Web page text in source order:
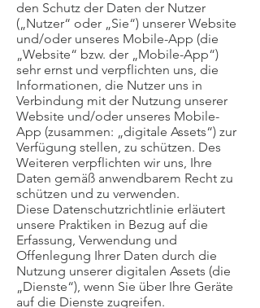
den Schutz der Daten der Nutzer
(„Nutzer“ oder „Sie“) unserer Website
und/oder unseres Mobile-App (die
„Website“ bzw. der „Mobile-App“)
sehr ernst und verpflichten uns, die
Informationen, die Nutzer uns in
Verbindung mit der Nutzung unserer
Website und/oder unseres Mobile-
App (zusammen: „digitale Assets“) zur
Verfügung stellen, zu schützen. Des
Weiteren verpflichten wir uns, Ihre
Daten gemäß anwendbarem Recht zu
schützen und zu verwenden.
Diese Datenschutzrichtlinie erläutert
unsere Praktiken in Bezug auf die
Erfassung, Verwendung und
Offenlegung Ihrer Daten durch die
Nutzung unserer digitalen Assets (die
„Dienste“), wenn Sie über Ihre Geräte
auf die Dienste zugreifen.